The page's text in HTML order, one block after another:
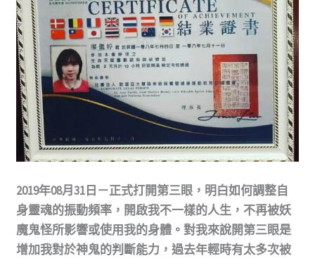
2019年08月31日－正式打開第三眼，明白如何調整自
身靈魂的振動頻率，開啟我不一樣的人生，不再被妖
魔鬼怪所影響或使用我的身體。對我來說開第三眼是
增加我對於神鬼的判斷能力，過去年輕時有太多次被